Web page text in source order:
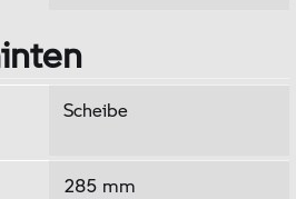
Scheibe
285 mm